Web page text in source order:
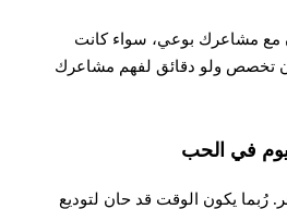
مع مشاعرك بوعي، سواء كانت
أن تخصص ولو دقائق لفهم مشاعرك
في الحب
رُبما يكون الوقت قد حان لتوديع